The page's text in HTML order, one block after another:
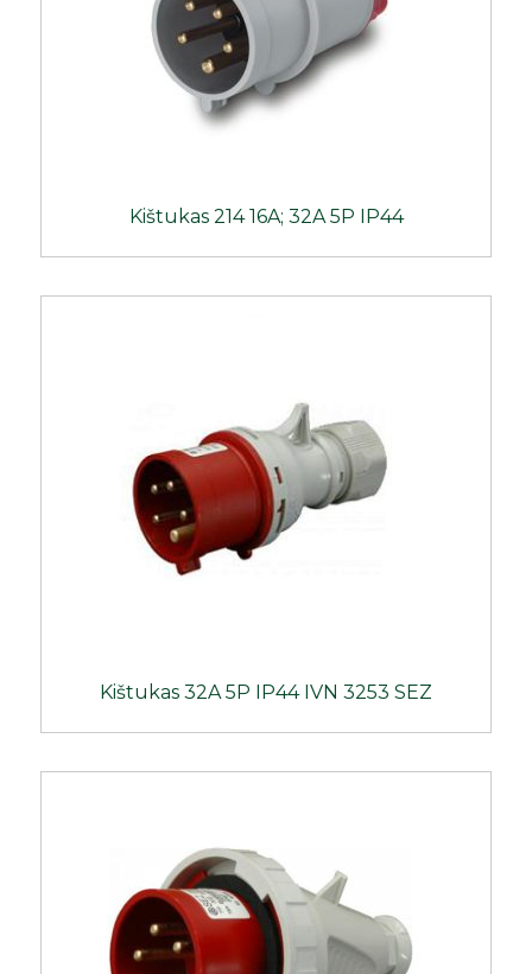
Kištukas 214 16A; 32A 5P IP44
Kištukas 32A 5P IP44 IVN 3253 SEZ